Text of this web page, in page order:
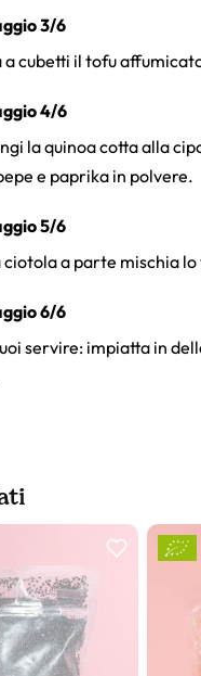
3/6
a cubetti il tofu
4/6
la quinoa cotta alla
e paprika in polvere.
5/6
ciotola a parte mischia
6/6
servire: impiatta in